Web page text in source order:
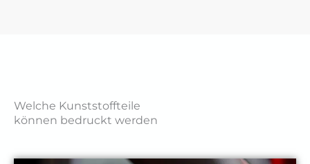
Welche Kunststoffteile
können bedruckt werden​